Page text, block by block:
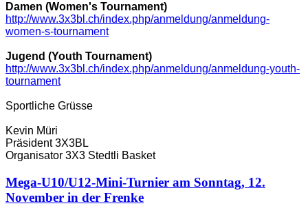
Damen (Women's Tournament)
http://www.3x3bl.ch/index.php/anmeldung/anmeldung-
women-s-tournament
Jugend (Youth Tournament)
http://www.3x3bl.ch/index.php/anmeldung/anmeldung-youth-
tournament
Sportliche Grüsse
Kevin Müri
Präsident 3X3BL
Organisator 3X3 Stedtli Basket
Mega-U10/U12-Mini-Turnier am Sonntag, 12.
November in der Frenke